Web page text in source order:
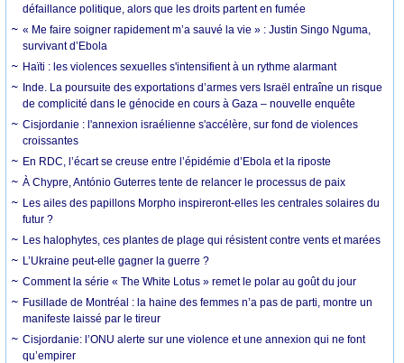
défaillance politique, alors que les droits partent en fumée
« Me faire soigner rapidement m’a sauvé la vie » : Justin Singo Nguma,
survivant d’Ebola
Haïti : les violences sexuelles s'intensifient à un rythme alarmant
Inde. La poursuite des exportations d’armes vers Israël entraîne un risque
de complicité dans le génocide en cours à Gaza – nouvelle enquête
Cisjordanie : l'annexion israélienne s'accélère, sur fond de violences
croissantes
En RDC, l’écart se creuse entre l’épidémie d’Ebola et la riposte
À Chypre, António Guterres tente de relancer le processus de paix
Les ailes des papillons Morpho inspireront-elles les centrales solaires du
futur ?
Les halophytes, ces plantes de plage qui résistent contre vents et marées
L’Ukraine peut-elle gagner la guerre ?
Comment la série « The White Lotus » remet le polar au goût du jour
Fusillade de Montréal : la haine des femmes n’a pas de parti, montre un
manifeste laissé par le tireur
Cisjordanie: l’ONU alerte sur une violence et une annexion qui ne font
qu’empirer